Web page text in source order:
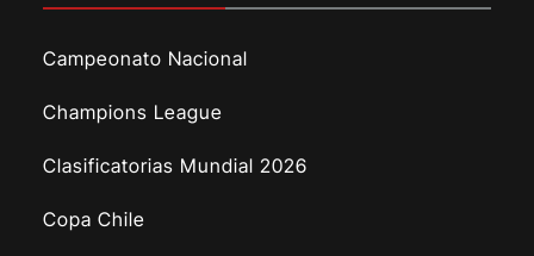
Campeonato Nacional
Champions League
Clasificatorias Mundial 2026
Copa Chile